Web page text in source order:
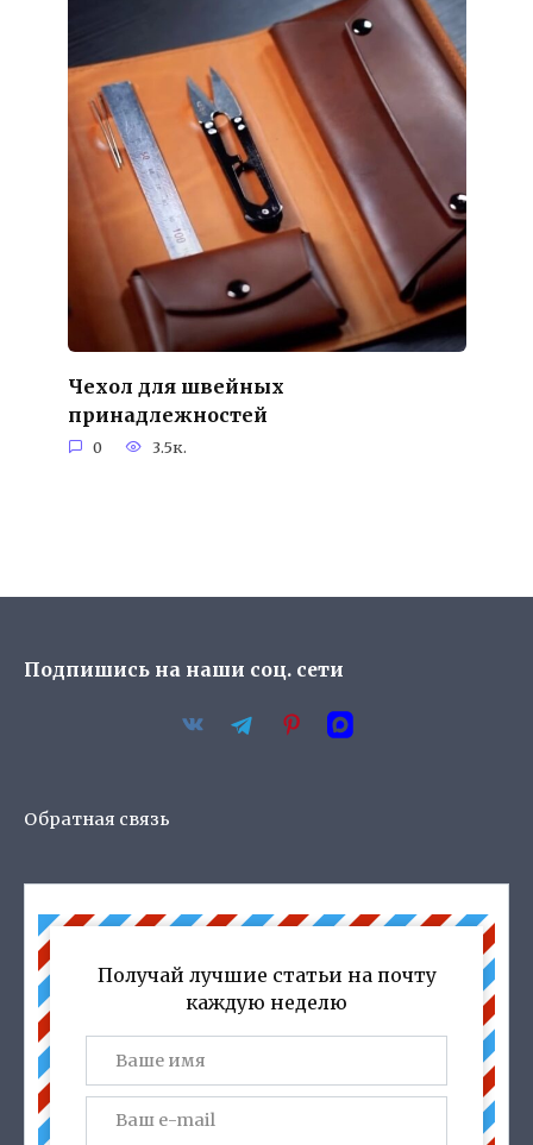
Чехол для швейных
принадлежностей
0 3.5к.
Подпишись на наши соц. сети
Обратная связь
Получай лучшие статьи на почту
каждую неделю